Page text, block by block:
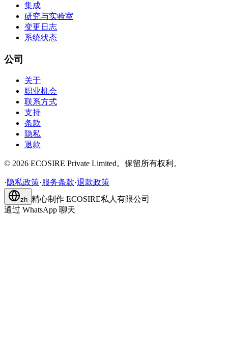
集成
研究与实验室
变更日志
系统状态
公司
关于
职业机会
联系方式
支持
条款
隐私
退款
© 2026 ECOSIRE Private Limited。保留所有权利。
·隐私政策·服务条款·退款政策
zh 精心制作 ECOSIRE私人有限公司
通过 WhatsApp 聊天